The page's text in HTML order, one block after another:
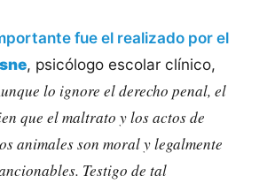
fue el realizado por el
, psicólogo escolar clínico,
lo ignore el derecho penal, el
que el maltrato y los actos de
animales son moral y legalmente
Testigo de tal